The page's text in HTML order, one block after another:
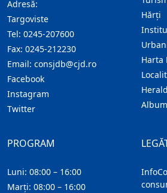
Adresă:
Targoviste
Tel: 0245-207600
Fax: 0245-212230
Email: consjdb@cjd.ro
Facebook
Instagram
Twitter
Hărţi
Harta
PROGRAM
Luni: 08:00 – 16:00
Marți: 08:00 – 16:00